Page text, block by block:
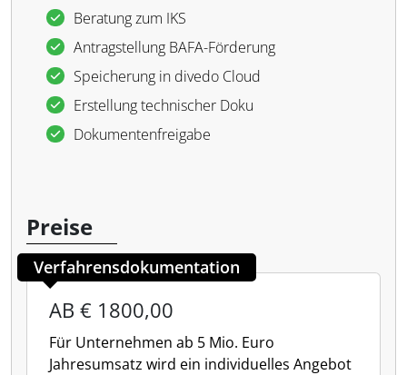
Beratung zum IKS
Antragstellung BAFA-Förderung
Speicherung in divedo Cloud
Erstellung technischer Doku
Dokumentenfreigabe
Preise
Verfahrensdokumentation
AB € 1800,00
Für Unternehmen ab 5 Mio. Euro
Jahresumsatz wird ein individuelles Angebot